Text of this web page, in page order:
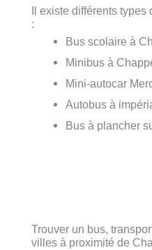
Il existe différents
:
Bus scolaire à
Minibus à
Mini-autocar
Autobus à
Bus à plancher
Trouver un bus,
villes à proximité de